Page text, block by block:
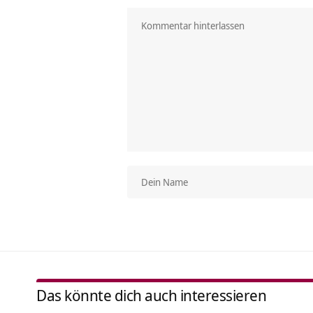
Das könnte dich auch interessieren